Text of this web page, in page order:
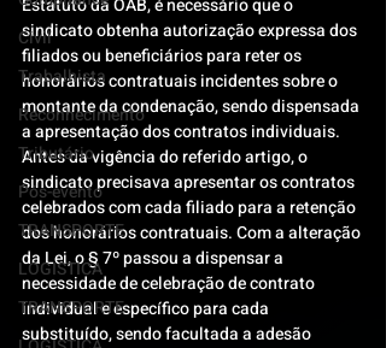
Civil
Trabalhista
Reconhecimento
Tributário
Pós-evento
TRANSPORTE
LOGISTICA
TRANSPORTE
Estatuto da OAB, é necessário que o
sindicato obtenha autorização expressa dos
filiados ou beneficiários para reter os
honorários contratuais incidentes sobre o
montante da condenação, sendo dispensada
a apresentação dos contratos individuais.
Antes da vigência do referido artigo, o
sindicato precisava apresentar os contratos
celebrados com cada filiado para a retenção
dos honorários contratuais. Com a alteração
da Lei, o § 7º passou a dispensar a
necessidade de celebração de contrato
individual e específico para cada
substituído, sendo facultada a adesão